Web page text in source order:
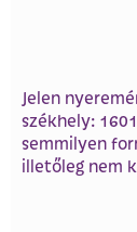
Jelen
székhely:
semmilyen
illetőleg nem